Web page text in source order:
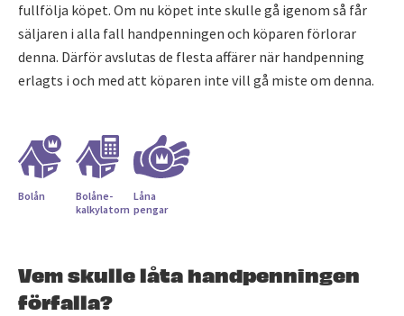
fullfölja köpet. Om nu köpet inte skulle gå igenom så får
säljaren i alla fall handpenningen och köparen förlorar
denna. Därför avslutas de flesta affärer när handpenning
erlagts i och med att köparen inte vill gå miste om denna.
Bolån
Bolåne­
kalkylatorn
Låna
pengar
Vem skulle låta handpenningen
förfalla?